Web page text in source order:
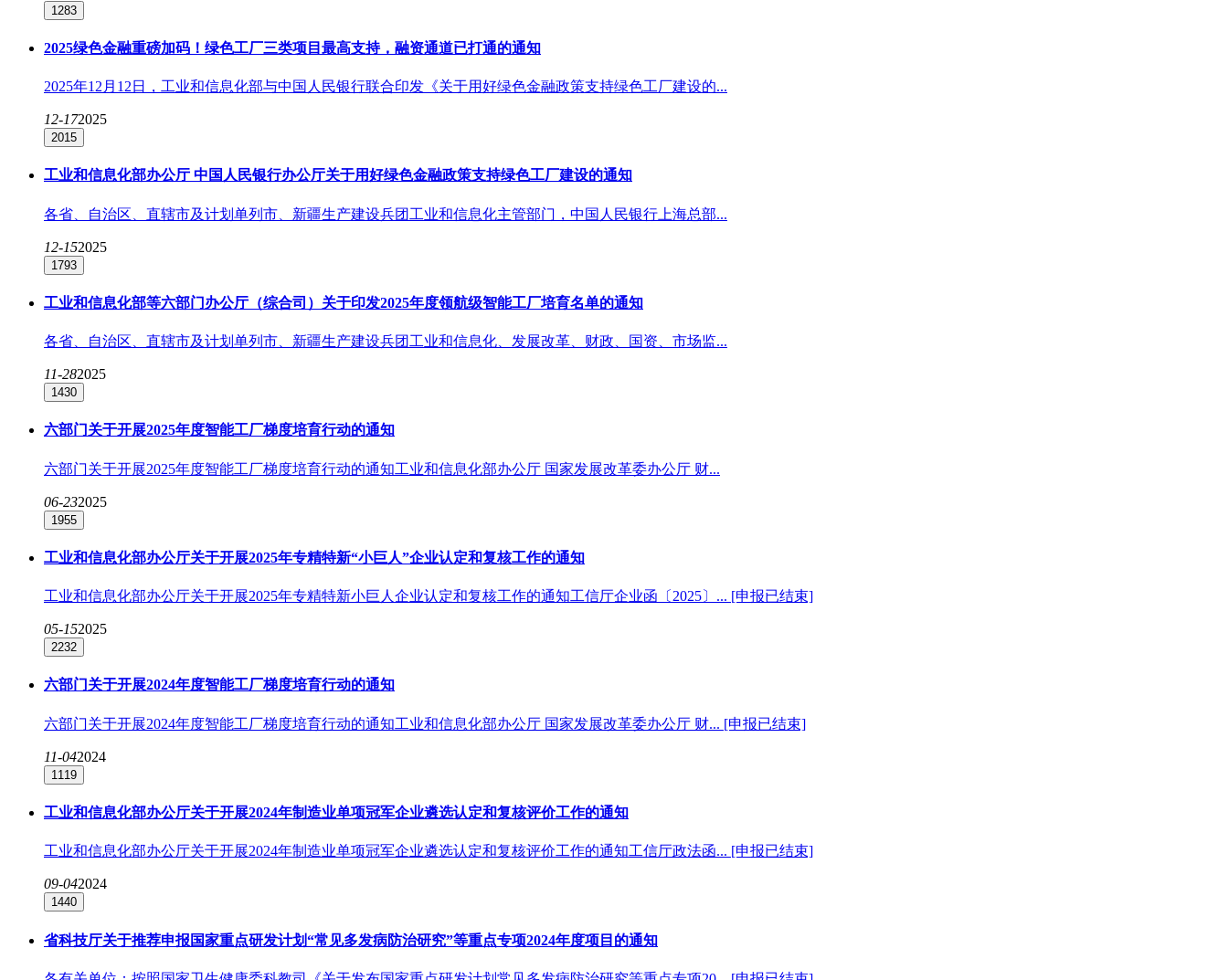
1283
2025绿色金融重磅加码！绿色工厂三类项目最高支持，融资通道已打通的通知
2025年12月12日，工业和信息化部与中国人民银行联合印发《关于用好绿色金融政策支持绿色工厂建设的...
12-172025
2015
工业和信息化部办公厅 中国人民银行办公厅关于用好绿色金融政策支持绿色工厂建设的通知
各省、自治区、直辖市及计划单列市、新疆生产建设兵团工业和信息化主管部门，中国人民银行上海总部...
12-152025
1793
工业和信息化部等六部门办公厅（综合司）关于印发2025年度领航级智能工厂培育名单的通知
各省、自治区、直辖市及计划单列市、新疆生产建设兵团工业和信息化、发展改革、财政、国资、市场监...
11-282025
1430
六部门关于开展2025年度智能工厂梯度培育行动的通知
六部门关于开展2025年度智能工厂梯度培育行动的通知工业和信息化部办公厅 国家发展改革委办公厅 财...
06-232025
1955
工业和信息化部办公厅关于开展2025年专精特新“小巨人”企业认定和复核工作的通知
工业和信息化部办公厅关于开展2025年专精特新小巨人企业认定和复核工作的通知工信厅企业函〔2025〕... [申报已结束]
05-152025
2232
六部门关于开展2024年度智能工厂梯度培育行动的通知
六部门关于开展2024年度智能工厂梯度培育行动的通知工业和信息化部办公厅 国家发展改革委办公厅 财... [申报已结束]
11-042024
1119
工业和信息化部办公厅关于开展2024年制造业单项冠军企业遴选认定和复核评价工作的通知
工业和信息化部办公厅关于开展2024年制造业单项冠军企业遴选认定和复核评价工作的通知工信厅政法函... [申报已结束]
09-042024
1440
省科技厅关于推荐申报国家重点研发计划“常见多发病防治研究”等重点专项2024年度项目的通知